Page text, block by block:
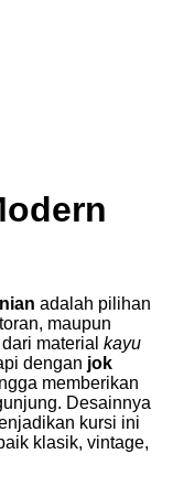
adalah pilihan
maupun
material kayu
dengan jok
memberikan
Desainnya
kursi ini
klasik, vintage,